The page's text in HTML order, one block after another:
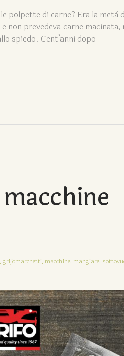
polpette di carne? Era la metà
non prevedeva carne
spiedo. Cent’anni dopo
grifomarchetti, macchine, mangiare,